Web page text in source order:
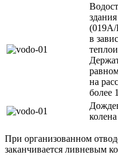
(019А/
в
на
более
колена
При организованном
заканчивается ливневым